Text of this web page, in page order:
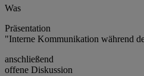
Was
Präsentation
"Interne Kommunikation während
anschließend
offene Diskussion